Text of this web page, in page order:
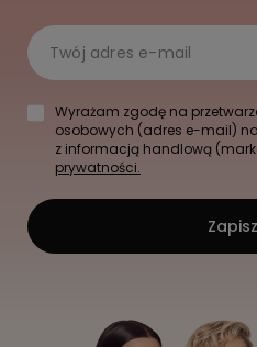
Twój adres e-mail
Wyrażam zgodę na
osobowych (adres e-mail) na
z informacją handlową
prywatności.